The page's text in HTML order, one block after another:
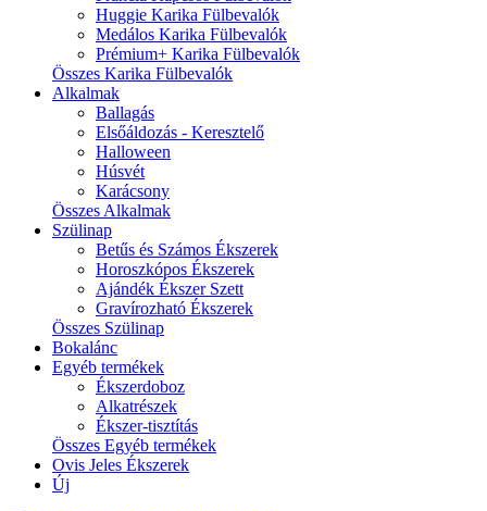
Huggie Karika Fülbevalók
Medálos Karika Fülbevalók
Prémium+ Karika Fülbevalók
Összes Karika Fülbevalók
Alkalmak
Ballagás
Elsőáldozás - Keresztelő
Halloween
Húsvét
Karácsony
Összes Alkalmak
Szülinap
Betűs és Számos Ékszerek
Horoszkópos Ékszerek
Ajándék Ékszer Szett
Gravírozható Ékszerek
Összes Szülinap
Bokalánc
Egyéb termékek
Ékszerdoboz
Alkatrészek
Ékszer-tisztítás
Összes Egyéb termékek
Ovis Jeles Ékszerek
Új